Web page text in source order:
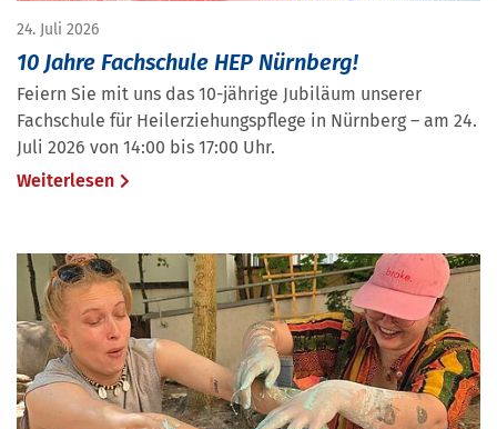
24. Juli 2026
10 Jahre Fachschule HEP Nürnberg!
Feiern Sie mit uns das 10-jährige Jubiläum unserer
Fachschule für Heilerziehungspflege in Nürnberg – am 24.
Juli 2026 von 14:00 bis 17:00 Uhr.
Weiterlesen